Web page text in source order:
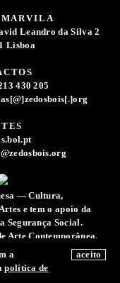
Leandro da Silva 2
Lisboa
430 205
— Cultura,
e tem o apoio da
Segurança Social.
Arte Contemporânea.
de recolher e
a difusão e
aceito
a
política de